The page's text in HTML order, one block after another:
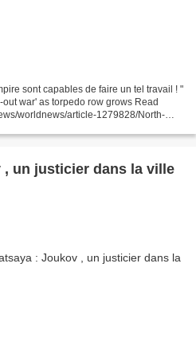
sont capables de faire un tel travail ! "
war' as torpedo row grows Read
worldnews/article-1279828/North-
un justicier dans la ville